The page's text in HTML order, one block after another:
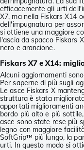
efficacemente gli urti
X7, ma nella Fiskars X14
dell'impugnatura per
si ottiene una maggiore
l'ascia da spacco Fiskars
nero e arancione.
Fiskars X7 e X14:
Alcuni aggiornamenti
Per saperne di più sugli
Le asce Fiskars X
struttura è stata
apportati miglioramenti
bordo più alto e più
asce sono state rese più
legno con maggiore
SoftGrip™ più lungo, la
urti. In questo modo si